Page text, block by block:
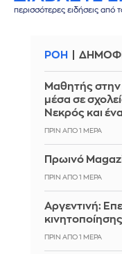
περισσότερες ειδήσεις από
ΡΟΗ
Μαθητής στην
μέσα σε
Νεκρός και
ΠΡΙΝ ΑΠΌ 1 ΜΈΡΑ
Πρωινό
ΠΡΙΝ ΑΠΌ 1 ΜΈΡΑ
Αργεντινή:
ΠΡΙΝ ΑΠΌ 1 ΜΈΡΑ